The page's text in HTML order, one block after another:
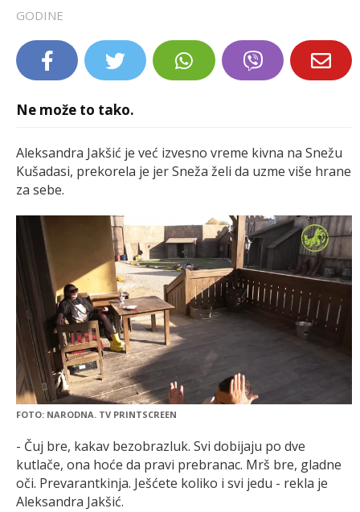
GODINE
Ne može to tako.
Aleksandra Jakšić je već izvesno vreme kivna na Snežu
Kušadasi, prekorela je jer Sneža želi da uzme više hrane
za sebe.
FOTO: NARODNA. TV PRINTSCREEN
- Čuj bre, kakav bezobrazluk. Svi dobijaju po dve
kutlače, ona hoće da pravi prebranac. Mrš bre, gladne
oči. Prevarantkinja. Ješćete koliko i svi jedu - rekla je
Aleksandra Jakšić.